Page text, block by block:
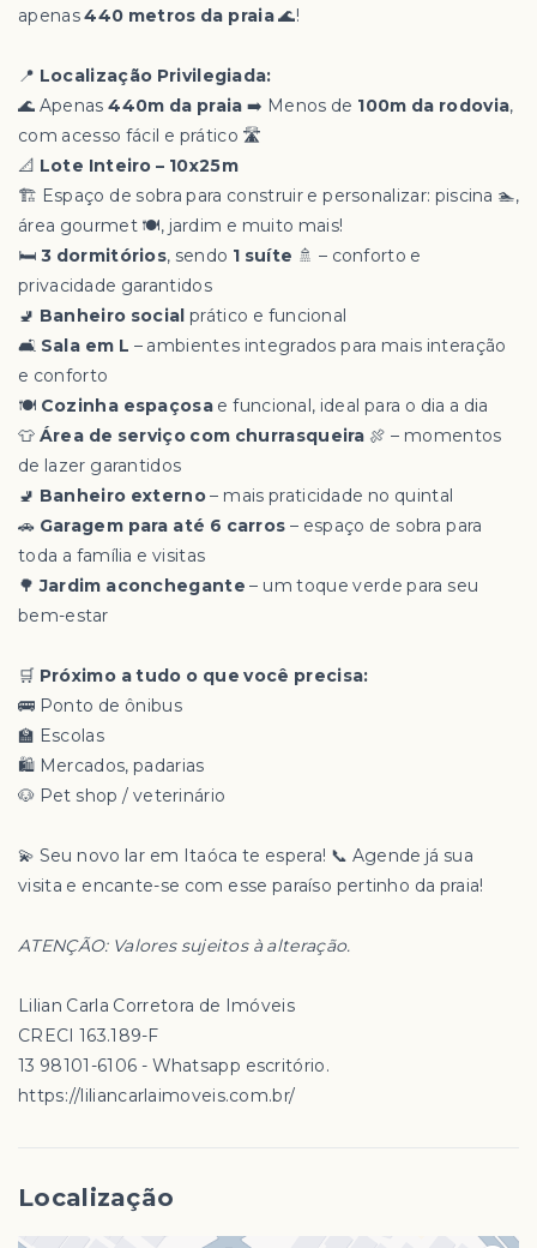
apenas440 metros da praia🌊!
📍 Localização Privilegiada:
🌊 Apenas440m da praia➡️ Menos de 100m da rodovia,
com acesso fácil e prático 🛣️
📐 Lote Inteiro – 10x25m
🏗️ Espaço de sobra para construir e personalizar: piscina 🏊,
área gourmet 🍽️, jardim e muito mais!
🛏️ 3 dormitórios, sendo 1 suíte 🚿 – conforto e
privacidade garantidos
🚽 Banheiro social prático e funcional
🛋️ Sala em L – ambientes integrados para mais interação
e conforto
🍽️ Cozinha espaçosae funcional, ideal para o dia a dia
👕 Área de serviço com churrasqueira 🍖 – momentos
de lazer garantidos
🚽 Banheiro externo– mais praticidade no quintal
🚗 Garagem para até 6 carros – espaço de sobra para
toda a família e visitas
🌳Jardim aconchegante – um toque verde para seu
bem-estar
🛒 Próximo a tudo o que você precisa:
🚌 Ponto de ônibus
🏫 Escolas
🛍️ Mercados, padarias
🐶 Pet shop / veterinário
💫 Seu novo lar em Itaóca te espera! 📞 Agende já sua
visita e encante-se com esse paraíso pertinho da praia!
ATENÇÃO: Valores sujeitos à alteração.
Lilian Carla Corretora de Imóveis
CRECI 163.189-F
13 98101-6106 - Whatsapp escritório.
https://liliancarlaimoveis.com.br/
Localização